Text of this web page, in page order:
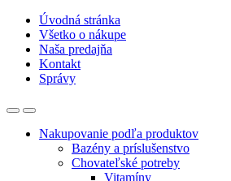
Úvodná stránka
Všetko o nákupe
Naša predajňa
Kontakt
Správy
Nakupovanie podľa produktov
Bazény a príslušenstvo
Chovateľské potreby
Vitamíny